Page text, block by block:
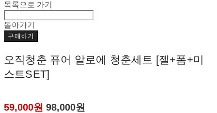
목록으로 가기
돌아가기
구매하기
오직청춘 퓨어 알로에 청춘세트 [젤+폼+미
스트SET]
59,000원 98,000원